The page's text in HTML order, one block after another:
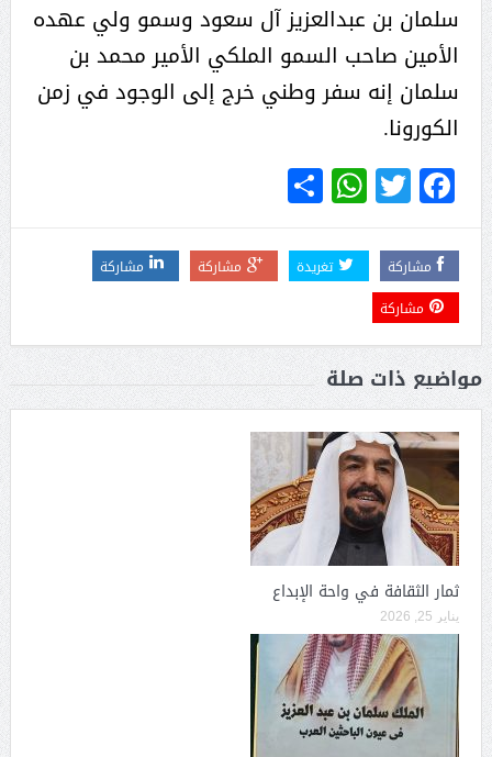
سلمان بن عبدالعزيز آل سعود وسمو ولي عهده
الأمين صاحب السمو الملكي الأمير محمد بن
سلمان إنه سفر وطني خرج إلى الوجود في زمن
الكورونا.
Facebook
Twitter
WhatsApp
Share
مشاركة تغريدة مشاركة
مشاركة
مشاركة
مواضيع ذات صلة
ثمار الثقافة في واحة الإبداع
يناير 25, 2026